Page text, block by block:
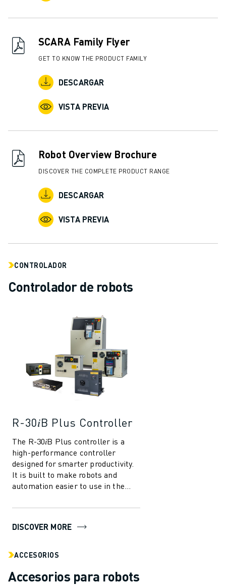
SCARA Family Flyer
GET TO KNOW THE PRODUCT FAMILY
DESCARGAR
VISTA PREVIA
Robot Overview Brochure
DISCOVER THE COMPLETE PRODUCT RANGE
DESCARGAR
VISTA PREVIA
CONTROLADOR
Controlador de robots
R-30𝑖B Plus Controller
The R-30𝑖B Plus controller is a
high-performance controller
designed for smarter productivity.
It is built to make robots and
automation easier to use in the
several in...
DISCOVER MORE
ACCESORIOS
Accesorios para robots